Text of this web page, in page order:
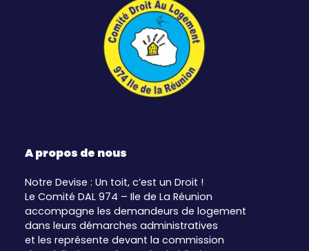
A propos de nous
Notre Devise : Un toit, c’est un Droit !
Le Comité DAL 974 – Ile de La Réunion
accompagne les demandeurs de logement
dans leurs démarches administratives
et les représente devant la commission